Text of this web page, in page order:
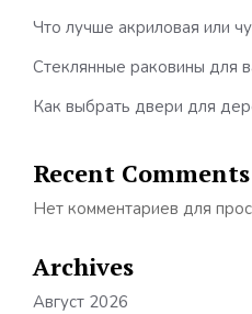
Что лучше акриловая или
Стеклянные раковины для
Как выбрать двери для
Recent Comments
Нет комментариев для
Archives
Август 2026